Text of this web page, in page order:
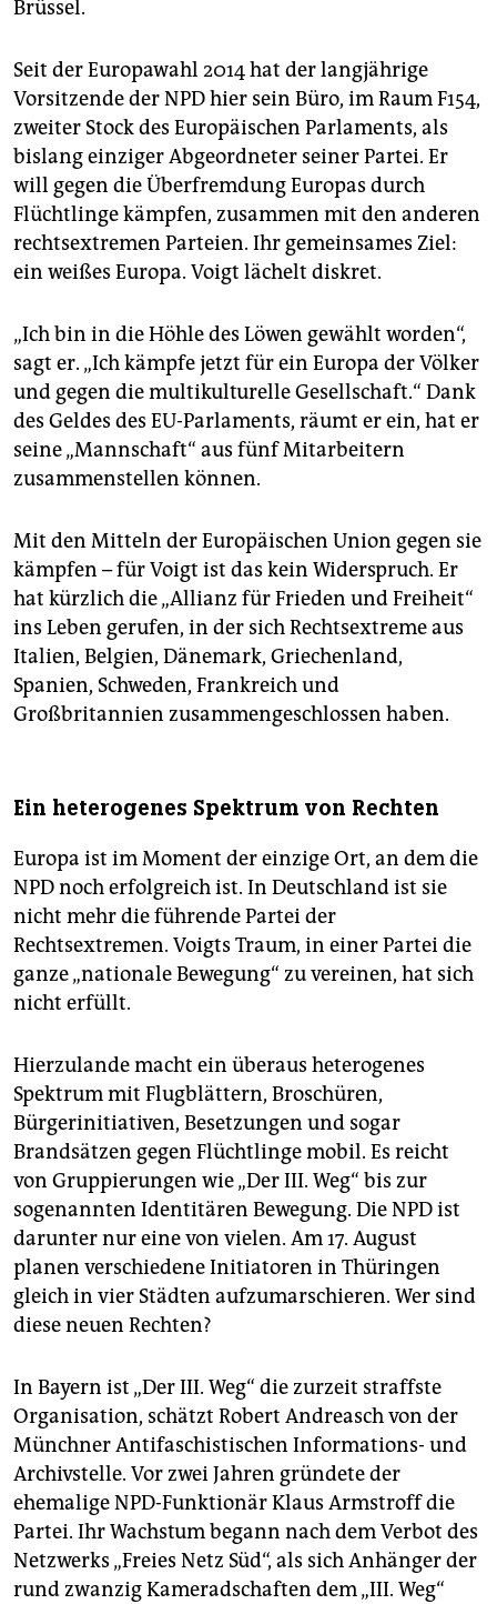
genossenschaft
epaper login
Brüssel.
Seit der Europawahl 2014 hat der langjährige
Vorsitzende der NPD hier sein Büro, im Raum F154,
zweiter Stock des Europäischen Parlaments, als
bislang einziger Abgeordneter seiner Partei. Er
will gegen die Überfremdung Europas durch
Flüchtlinge kämpfen, zusammen mit den anderen
rechtsextremen Parteien. Ihr gemeinsames Ziel:
ein weißes Europa. Voigt lächelt diskret.
„Ich bin in die Höhle des Löwen gewählt worden“,
sagt er. „Ich kämpfe jetzt für ein Europa der Völker
und gegen die multikulturelle Gesellschaft.“ Dank
des Geldes des EU-Parlaments, räumt er ein, hat er
seine „Mannschaft“ aus fünf Mitarbeitern
zusammenstellen können.
Mit den Mitteln der Europäischen Union gegen sie
kämpfen – für Voigt ist das kein Widerspruch. Er
hat kürzlich die „Allianz für Frieden und Freiheit“
ins Leben gerufen, in der sich Rechtsextreme aus
Italien, Belgien, Dänemark, Griechenland,
Spanien, Schweden, Frankreich und
Großbritannien zusammengeschlossen haben.
Ein heterogenes Spektrum von Rechten
Europa ist im Moment der einzige Ort, an dem die
NPD noch erfolgreich ist. In Deutschland ist sie
nicht mehr die führende Partei der
Rechtsextremen. Voigts Traum, in einer Partei die
ganze „nationale Bewegung“ zu vereinen, hat sich
nicht erfüllt.
Hierzulande macht ein überaus heterogenes
Spektrum mit Flugblättern, Broschüren,
Bürgerinitiativen, Besetzungen und sogar
Brandsätzen gegen Flüchtlinge mobil. Es reicht
von Gruppierungen wie „Der III. Weg“ bis zur
sogenannten Identitären Bewegung. Die NPD ist
darunter nur eine von vielen. Am 17. August
planen verschiedene Initiatoren in Thüringen
gleich in vier Städten aufzumarschieren. Wer sind
diese neuen Rechten?
In Bayern ist „Der III. Weg“ die zurzeit straffste
Organisation, schätzt Robert Andreasch von der
Münchner Antifaschistischen Informations- und
Archivstelle. Vor zwei Jahren gründete der
ehemalige NPD-Funktionär Klaus Armstroff die
Partei. Ihr Wachstum begann nach dem Verbot des
Netzwerks „Freies Netz Süd“, als sich Anhänger der
rund zwanzig Kameradschaften dem „III. Weg“